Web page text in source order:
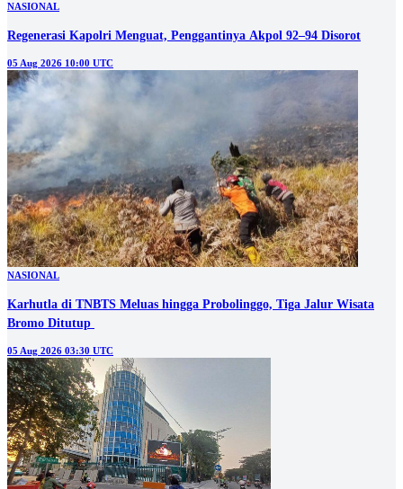
NASIONAL
Regenerasi Kapolri Menguat, Penggantinya Akpol 92–94 Disorot
05 Aug 2026 10:00 UTC
NASIONAL
Karhutla di TNBTS Meluas hingga Probolinggo, Tiga Jalur Wisata
05 Aug 2026 03:30 UTC